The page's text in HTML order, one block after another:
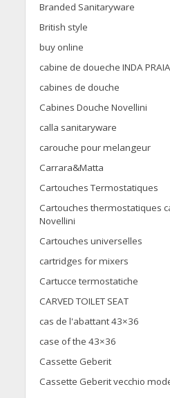
Branded Sanitaryware
British style
buy online
cabine de doueche INDA PRAIA
cabines de douche
Cabines Douche Novellini
calla sanitaryware
carouche pour melangeur
Carrara&Matta
Cartouches Termostatiques
Cartouches thermostatiques
Novellini
Cartouches universelles
cartridges for mixers
Cartucce termostatiche
CARVED TOILET SEAT
cas de l'abattant 43×36
case of the 43×36
Cassette Geberit
Cassette Geberit vecchio